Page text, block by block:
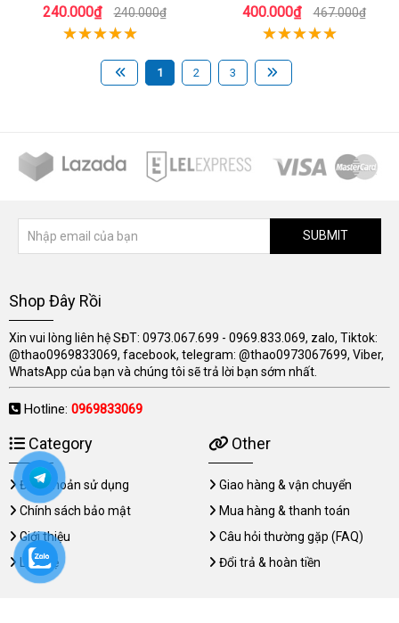
240.000₫ 240.000₫ 400.000₫ 467.000₫
1 2 3
SUBMIT
Shop Đây Rồi
Xin vui lòng liên hệ SĐT: 0973.067.699 - 0969.833.069, zalo, Tiktok:
@thao0969833069, facebook, telegram: @thao0973067699, Viber,
WhatsApp của bạn và chúng tôi sẽ trả lời bạn sớm nhất.
Hotline: 0969833069
Category
Điều khoản sử dụng
Chính sách bảo mật
Giới thiệu
Liên hệ
Other
Giao hàng & vận chuyển
Mua hàng & thanh toán
Câu hỏi thường gặp (FAQ)
Đổi trả & hoàn tiền